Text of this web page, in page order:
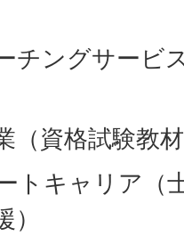
チングサービ
（資格試験教
トキャリア（